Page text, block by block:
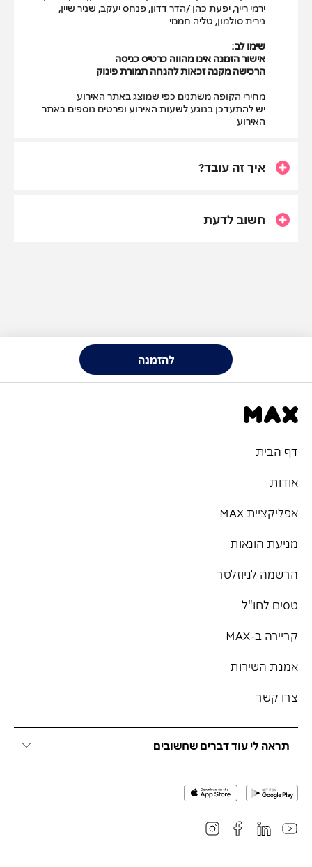
ירמי רייך, יפעת כהן /הדר דדון, פנחס יעקב, שניר שיין,
נירית סולמון, טליה חממי
שימו לב:
אישור הזמנה אינו מהווה כרטיס כניסה
הרכישה מקנה זכאות להנחה תמורת פינוק
מחירי הקופה משתנים כפי שמוצג באתר האירוע
יש להתעדכן בנוגע לשעות האירוע ופרטים נוספים באתר
האירוע
איך זה עובד?
חשוב לדעת
להזמנה
דף הבית
אודות
אפליקציית MAX
מניעת הונאות
הרשמה לניוזלטר
טסים לחו"ל
קריירה ב-MAX
אמנת השירות
צרו קשר
תראה לי עוד דברים שחשובים